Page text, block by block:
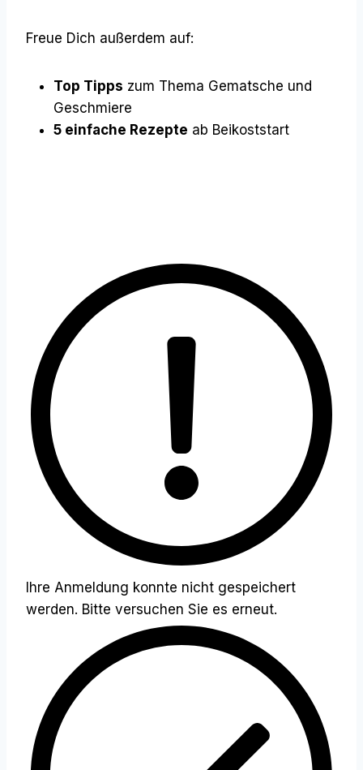
Freue Dich außerdem auf:
Top Tipps zum Thema Gematsche und
Geschmiere
5 einfache Rezepte ab Beikoststart
Ihre Anmeldung konnte nicht gespeichert
werden. Bitte versuchen Sie es erneut.